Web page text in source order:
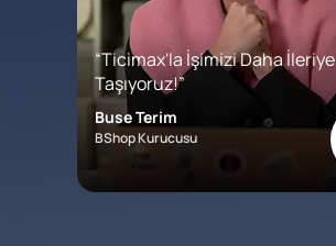
“Ticimax'la İşimizi Daha İleriye
Taşıyoruz!”
Buse Terim
BShop Kurucusu